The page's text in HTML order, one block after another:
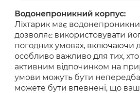
Водонепроникний корпус:
Ліхтарик має
дозволяє використовувати
погодних умовах, включаючи
особливо важливо для тих,
активним відпочинком на
умови можуть бути
можете бути впевнені, що ваш